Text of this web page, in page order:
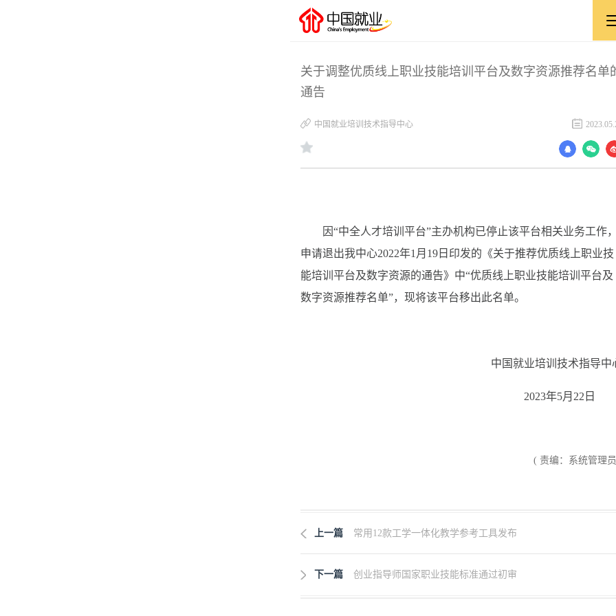
关于调整优质线上职业技能培训平台及数字资源推荐名单
通告
​中国就业培训技术指导中心
因“中全人才培训平台”主办机构已停止该平台相关业务工作，
申请退出我中心2022年1月19日印发的《关于推荐优质线上职业技
能培训平台及数字资源的通告》中“优质线上职业技能培训平台及
数字资源推荐名单”，现将该平台移出此名单。
中国就业培训技术指导中
2023年5月22
( 责编：系统管理
上一篇 常用12款工学一体化教学参考工具发布
下一篇 创业指导师国家职业技能标准通过初审